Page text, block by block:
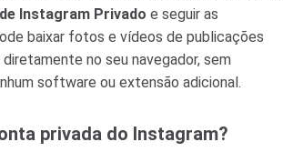
Instagram Privado e seguir as
baixar fotos e vídeos de publicações
no seu navegador, sem
software ou extensão adicional.
privada do Instagram?